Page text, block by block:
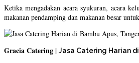
Ketika mengadakan acara syukuran, acara
makanan pendamping dan makanan besar
Gracia Catering | Jasa Catering Harian